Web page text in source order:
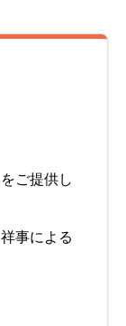
ご提供し
事による